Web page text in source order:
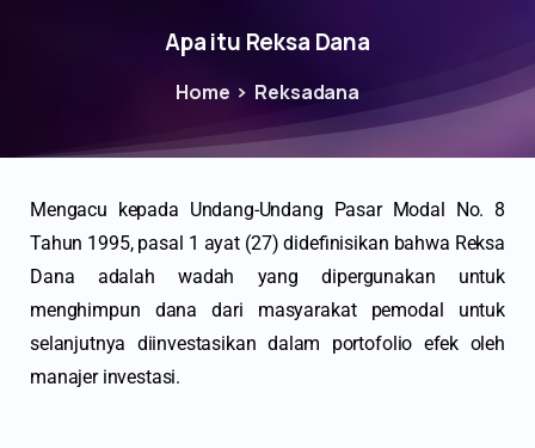
Apa itu Reksa Dana
Home Reksadana
Mengacu kepada Undang-Undang Pasar Modal No. 8
Tahun 1995, pasal 1 ayat (27) didefinisikan bahwa Reksa
Dana adalah wadah yang dipergunakan untuk
menghimpun dana dari masyarakat pemodal untuk
selanjutnya diinvestasikan dalam portofolio efek oleh
manajer investasi.